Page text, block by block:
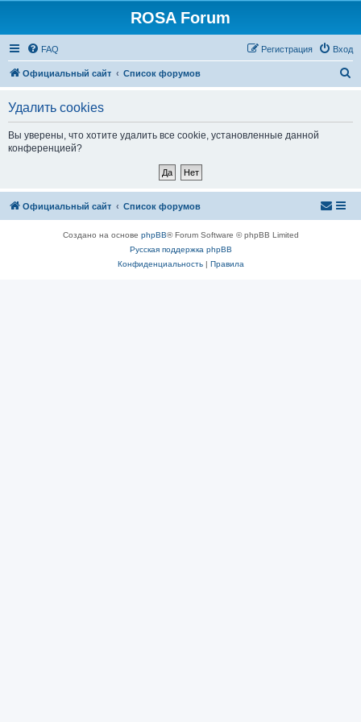
ROSA Forum
FAQ Вход
Регистрация
Официальный сайт Список форумов
Удалить cookies
Вы уверены, что хотите удалить все cookie, установленные данной
конференцией?
Официальный сайт Список форумов
Создано на основе phpBB® Forum Software © phpBB Limited
Русская поддержка phpBB
Конфиденциальность| Правила